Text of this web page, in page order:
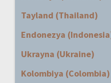
Tayland (Thailand)
Endonezya
Ukrayna (Ukraine)
Kolombiya (Colombia)